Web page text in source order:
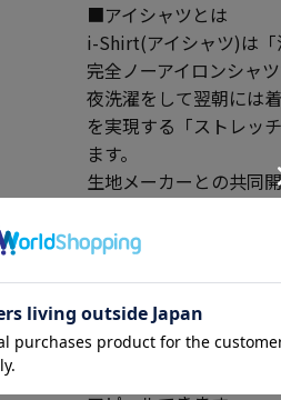
■アイシャツとは
i-Shirt(アイシャツ)は「
完全ノーアイロンシャツ
夜洗濯をして翌朝には
を実現する「ストレッ
ます。
生地メーカーとの共同
ーアイロン」を実現しま
こだわりの日本製生地
われる高機能素材。
徴で、動作時の負荷が
完全ノーアイロン、ス
優れています。
デザインはシンプル